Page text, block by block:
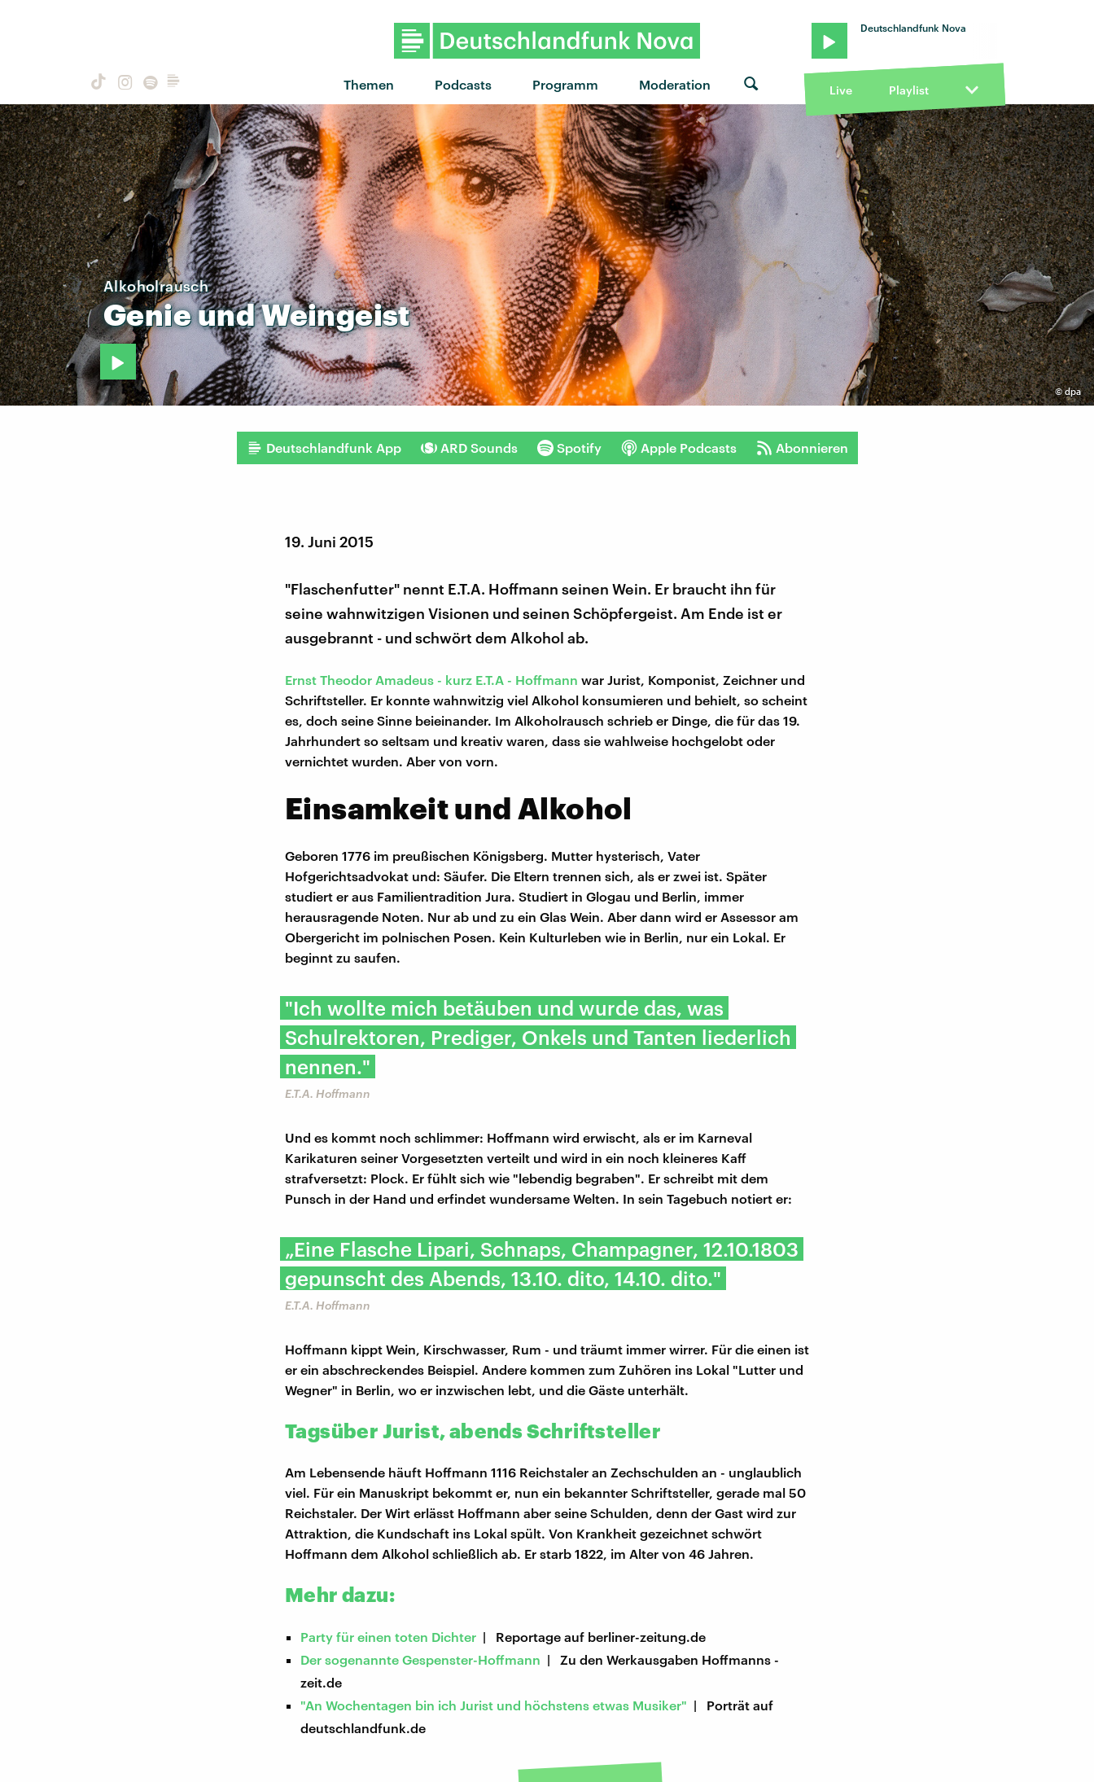
Themen Podcasts Programm Moderation
Deutschlandfunk Nova
Live Playlist
©dpa
Alkoholrausch
GenieundWeingeist
Deutschlandfunk App ARD Sounds Spotify Apple Podcasts Abonnieren
19. Juni 2015
"Flaschenfutter" nennt E.T.A. Hoffmann seinen Wein. Er braucht ihn für
seine wahnwitzigen Visionen und seinen Schöpfergeist. Am Ende ist er
ausgebrannt - und schwört dem Alkohol ab.
Ernst Theodor Amadeus - kurz E.T.A - Hoffmann war Jurist, Komponist, Zeichner und
Schriftsteller. Er konnte wahnwitzig viel Alkohol konsumieren und behielt, so scheint
es, doch seine Sinne beieinander. Im Alkoholrausch schrieb er Dinge, die für das 19.
Jahrhundert so seltsam und kreativ waren, dass sie wahlweise hochgelobt oder
vernichtet wurden. Aber von vorn.
Einsamkeit und Alkohol
Geboren 1776 im preußischen Königsberg. Mutter hysterisch, Vater
Hofgerichtsadvokat und: Säufer. Die Eltern trennen sich, als er zwei ist. Später
studiert er aus Familientradition Jura. Studiert in Glogau und Berlin, immer
herausragende Noten. Nur ab und zu ein Glas Wein. Aber dann wird er Assessor am
Obergericht im polnischen Posen. Kein Kulturleben wie in Berlin, nur ein Lokal. Er
beginnt zu saufen.
"Ich wollte mich betäuben und wurde das, was
Schulrektoren, Prediger, Onkels und Tanten liederlich
nennen."
E.T.A. Hoffmann
Und es kommt noch schlimmer: Hoffmann wird erwischt, als er im Karneval
Karikaturen seiner Vorgesetzten verteilt und wird in ein noch kleineres Kaff
strafversetzt: Plock. Er fühlt sich wie "lebendig begraben". Er schreibt mit dem
Punsch in der Hand und erfindet wundersame Welten. In sein Tagebuch notiert er:
​„Eine Flasche Lipari, Schnaps, Champagner, 12.10.1803
gepunscht des Abends, 13.10. dito, 14.10. dito."
E.T.A. Hoffmann
Hoffmann kippt Wein, Kirschwasser, Rum - und träumt immer wirrer. Für die einen ist
er ein abschreckendes Beispiel. Andere kommen zum Zuhören ins Lokal "Lutter und
Wegner" in Berlin, wo er inzwischen lebt, und die Gäste unterhält.
Tagsüber Jurist, abends Schriftsteller
Am Lebensende häuft Hoffmann 1116 Reichstaler an Zechschulden an - unglaublich
viel. Für ein Manuskript bekommt er, nun ein bekannter Schriftsteller, gerade mal 50
Reichstaler. Der Wirt erlässt Hoffmann aber seine Schulden, denn der Gast wird zur
Attraktion, die Kundschaft ins Lokal spült. Von Krankheit gezeichnet schwört
Hoffmann dem Alkohol schließlich ab. Er starb 1822, im Alter von 46 Jahren.
Mehr dazu:
Party für einen toten Dichter | Reportage auf berliner-zeitung.de
Der sogenannte Gespenster-Hoffmann | Zu den Werkausgaben Hoffmanns -
zeit.de
"An Wochentagen bin ich Jurist und höchstens etwas Musiker" | Porträt auf
deutschlandfunk.de